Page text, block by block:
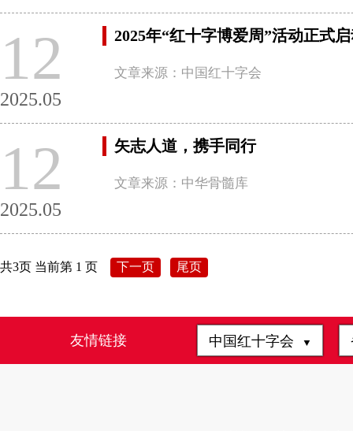
12
2025.05
2025年“红十字博爱周”活动正式
文章来源：中国红十字会
12
2025.05
矢志人道，携手同行
文章来源：中华骨髓库
共3页 当前第 1 页 下一页 尾页
友情链接 中国红十字会 ▼